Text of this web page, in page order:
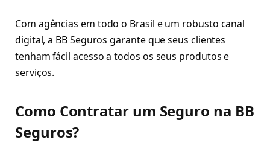
Com agências em todo o Brasil e um robusto canal
digital, a BB Seguros garante que seus clientes
tenham fácil acesso a todos os seus produtos e
serviços.
Como Contratar um Seguro na BB
Seguros?